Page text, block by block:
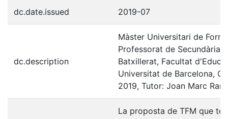
dc.date.issued 2019-07
dc.description
Màster Universitari de
Professorat de Secundària
Batxillerat, Facultat
Universitat de Barcelona,
2019, Tutor: Joan Marc
La proposta de TFM que